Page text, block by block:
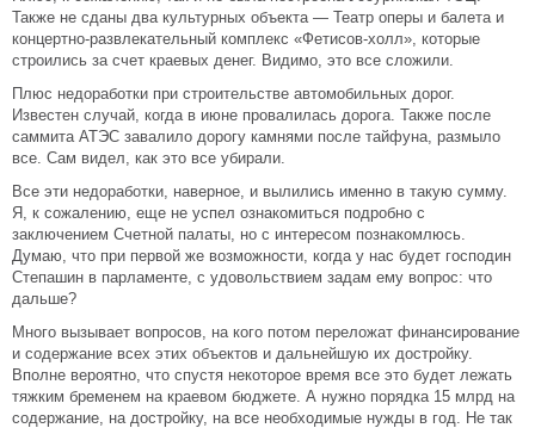
Также не сданы два культурных объекта — Театр оперы и балета и
концертно-развлекательный комплекс «Фетисов-холл», которые
строились за счет краевых денег. Видимо, это все сложили.
Плюс недоработки при строительстве автомобильных дорог.
Известен случай, когда в июне провалилась дорога. Также после
саммита АТЭС завалило дорогу камнями после тайфуна, размыло
все. Сам видел, как это все убирали.
Все эти недоработки, наверное, и вылились именно в такую сумму.
Я, к сожалению, еще не успел ознакомиться подробно с
заключением Счетной палаты, но с интересом познакомлюсь.
Думаю, что при первой же возможности, когда у нас будет господин
Степашин в парламенте, с удовольствием задам ему вопрос: что
дальше?
Много вызывает вопросов, на кого потом переложат финансирование
и содержание всех этих объектов и дальнейшую их достройку.
Вполне вероятно, что спустя некоторое время все это будет лежать
тяжким бременем на краевом бюджете. А нужно порядка 15 млрд на
содержание, на достройку, на все необходимые нужды в год. Не так